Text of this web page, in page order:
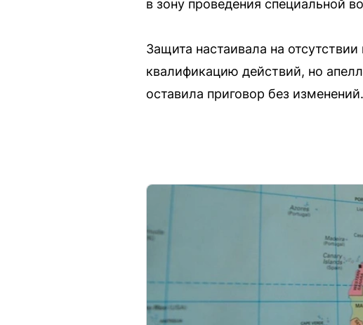
в зону проведения специальной
Защита настаивала на
квалификацию действий, но
оставила приговор без изменений.